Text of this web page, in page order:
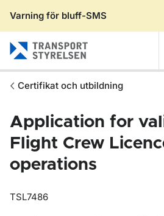
Varning för bluff-SMS
Certifikat och utbildning
Application for
Flight Crew
operations
TSL7486